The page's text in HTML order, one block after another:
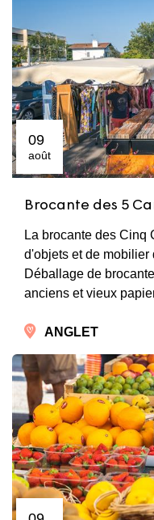
09
août
Brocante des 5
La brocante des Cinq
d'objets et de mobilier
Déballage de
anciens et vieux
ANGLET